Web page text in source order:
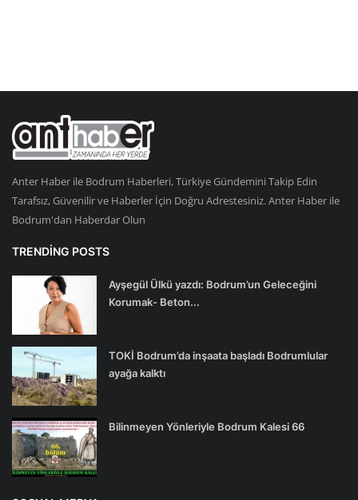
Anter Haber ile Bodrum Haberleri, Türkiye Gündemini Takip Edin
Tarafsız, Güvenilir ve Haberler İçin Doğru Adrestesiniz. Anter Haber ile
Bodrum'dan Haberdar Olun
TRENDING POSTS
Ayşegül Ülkü yazdı: Bodrum’un Geleceğini
Korumak- Beton...
TOKİ Bodrum’da inşaata başladı Bodrumlular
ayağa kalktı
Bilinmeyen Yönleriyle Bodrum Kalesi 66